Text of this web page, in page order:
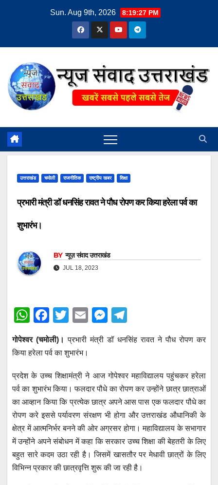
Sun. Aug 9th, 2026 8:19:27 PM
उत्तराखंड चमोली राजनीतिक राष्ट्रीय खबर शिक्षा
प्रभारी मंत्री डॉ धनसिंह रावत ने पौध रोपण कर किया हरेला पर्व का
शुभारंभ।
BY न्यूज़ संवाद उत्तराखंड
JUL 18, 2023
W
at
s
A
p
p
F
a
c
b
o
o
k
T
tt
er
E
m
ail
M
e
ss
n
g
er
el
e
a
m
गोपेश्वर (चमोली)। प्रभारी मंत्री डॉ धनसिंह रावत ने पौध रोपण कर
किया हरेला पर्व का शुभारंभ।
प्रदेश के उच्च शिक्षामंत्री ने आज गोपेश्वर महाविद्यालय पहुंचकर हरेला
पर्व का शुभारंभ किया। फलदार पौधे का रोपण कर उन्होंने छात्र छात्राओं
का आव्हान किया कि प्रत्येक छात्र अपने आस पास एक फलदार पौधे का
रोपण करे इससे पर्यावरण संरक्षण भी होगा और उत्तराखंड औधानिकी के
क्षेत्र में आत्मनिर्भर बनने की ओर अग्रसर होगा। महाविद्यालय के सभागार
में उन्होंने अपने संबोधन में कहा कि सरकार उच्च शिक्षा की बेहतरी के लिए
बहुत सारे कदम उठा रही है। जिसमें खासतौर पर मेधावी छात्रों के लिए
विभिन्न प्रकार की छात्रवृत्ति शुरू की जा रही है।